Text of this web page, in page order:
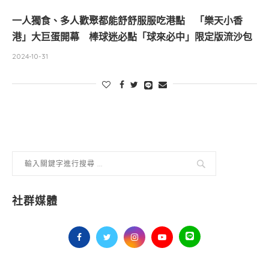
一人獨食、多人歡聚都能舒舒服服吃港點 「樂天小香
港」大巨蛋開幕 棒球迷必點「球來必中」限定版流沙包
2024-10-31
社群媒體